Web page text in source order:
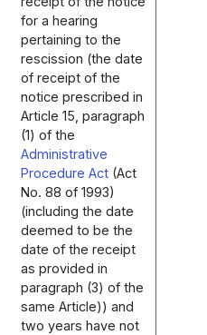
for a hearing
pertaining to the
rescission (the date
of receipt of the
notice prescribed in
Article 15, paragraph
(1) of the
Administrative
Procedure Act(Act
No. 88 of 1993)
(including the date
deemed to be the
date of the receipt
as provided in
paragraph (3) of the
same Article)) and
two years have not